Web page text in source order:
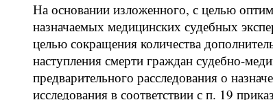
На основании изложенного, с целью
назначаемых медицинских судебных
целью сокращения количества
наступления смерти граждан судебно-
предварительного расследования о
исследования в соответствии с п. 19